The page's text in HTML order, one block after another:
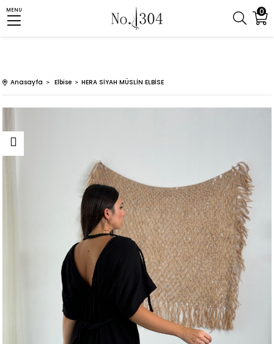
0
MENU
Anasayfa Elbise HERA SİYAH MÜSLİN ELBİSE